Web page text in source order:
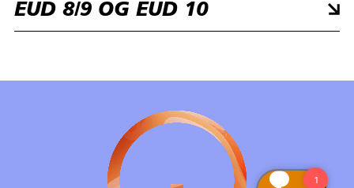
EUD 8/9 OG EUD 10